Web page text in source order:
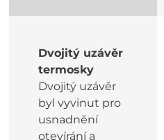
Dvojitý uzávěr
termosky
Dvojitý uzávěr
byl vyvinut pro
usnadnění
otevírání a